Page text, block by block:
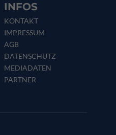
INFOS
KONTAKT
IMPRESSUM
AGB
DATENSCHUTZ
MEDIADATEN
PARTNER